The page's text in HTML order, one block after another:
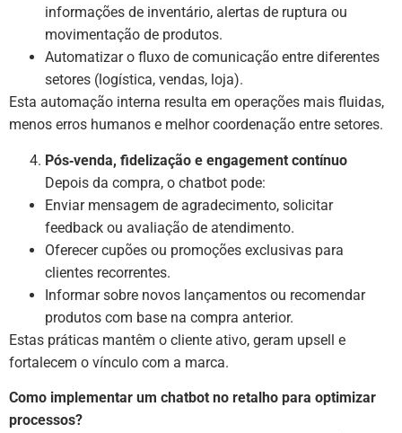
informações de inventário, alertas de ruptura ou
movimentação de produtos.
Automatizar o fluxo de comunicação entre diferentes
setores (logística, vendas, loja).
Esta automação interna resulta em operações mais fluidas,
menos erros humanos e melhor coordenação entre setores.
Pós‑venda, fidelização e engagement contínuo
Depois da compra, o chatbot pode:
Enviar mensagem de agradecimento, solicitar
feedback ou avaliação de atendimento.
Oferecer cupões ou promoções exclusivas para
clientes recorrentes.
Informar sobre novos lançamentos ou recomendar
produtos com base na compra anterior.
Estas práticas mantêm o cliente ativo, geram upsell e
fortalecem o vínculo com a marca.
Como implementar um chatbot no retalho para optimizar
processos?